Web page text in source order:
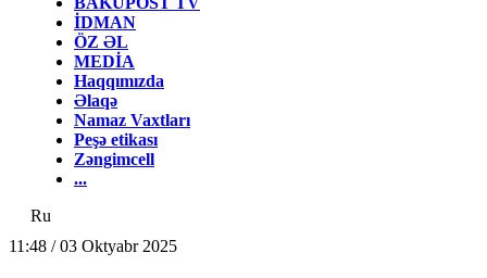
İDMAN
ÖZ ƏL
MEDİA
Haqqımızda
Əlaqə
Namaz Vaxtları
Peşə etikası
Zəngimcell
...
Ru
11:48 / 03 Oktyabr 2025